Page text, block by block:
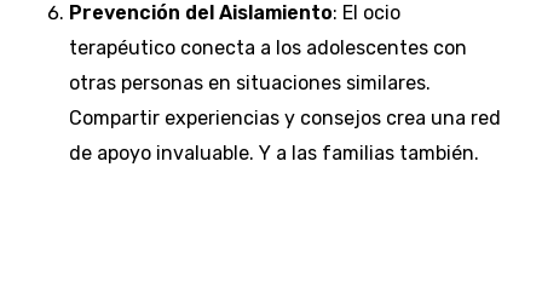
Prevención del Aislamiento: El ocio
terapéutico conecta a los adolescentes con
otras personas en situaciones similares.
Compartir experiencias y consejos crea una red
de apoyo invaluable. Y a las familias también.